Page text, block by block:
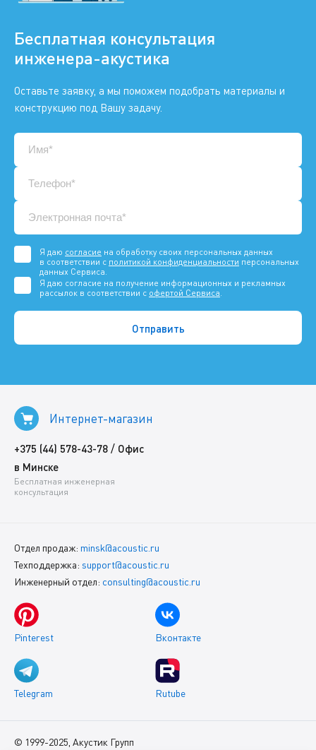
Бесплатная консультация
инженера-акустика
Оставьте заявку, а мы поможем подобрать материалы и
конструкцию под Вашу задачу.
Я даю согласие на обработку своих персональных данных
в соответствии с политикой конфиденциальности персональных
данных Сервиса.
Я даю согласие на получение информационных и рекламных
рассылок в соответствии с офертой Сервиса
Интернет-магазин
+375 (44) 578-43-78 / Офис
в Минске
Бесплатная инженерная
консультация
Отдел продаж: minsk@acoustic.ru
Техподдержка: support@acoustic.ru
Инженерный отдел: consulting@acoustic.ru
Pinterest Вконтакте
Telegram Rutube
© 1999-2025, Акустик Групп